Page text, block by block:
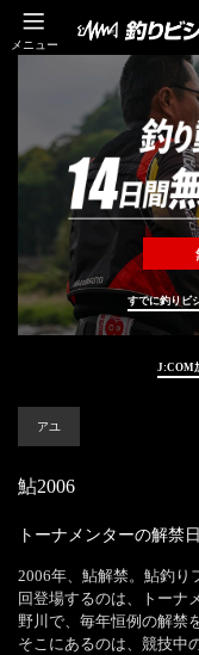
メニュー
すでに釣りビ
J:COM
アユ
鮎2006
トーナメンターの解禁日
2006年、鮎解禁。鮎釣り
回登場するのは、トーナ
野川で、毎年恒例の解禁
そこにあるのは、競技中